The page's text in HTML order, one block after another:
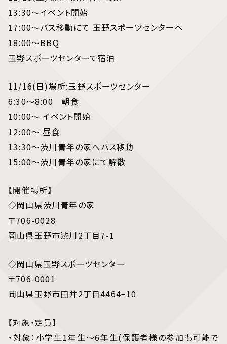
13:30～イベント開始
17:00～バス移動にて 玉野スポーツセンターへ
18:00～BBQ
玉野スポーツセンターで宿泊
11/16(日)場所:玉野スポーツセンター
6:30～8:00 朝食
10:00～ イベント開始
12:00～ 昼食
13:30～渋川青年の家へバス移動
15:00～渋川青年の家にて解散
【開催場所】
◇岡山県渋川青年の家
〒706-0028
岡山県玉野市渋川2丁目7-1
◇岡山県玉野スポーツセンター
〒706-0001
岡山県玉野市田井2丁目4464−10
【対象・定員】
・対象：小学生1年生～6年生(保護者様の参加も可能で